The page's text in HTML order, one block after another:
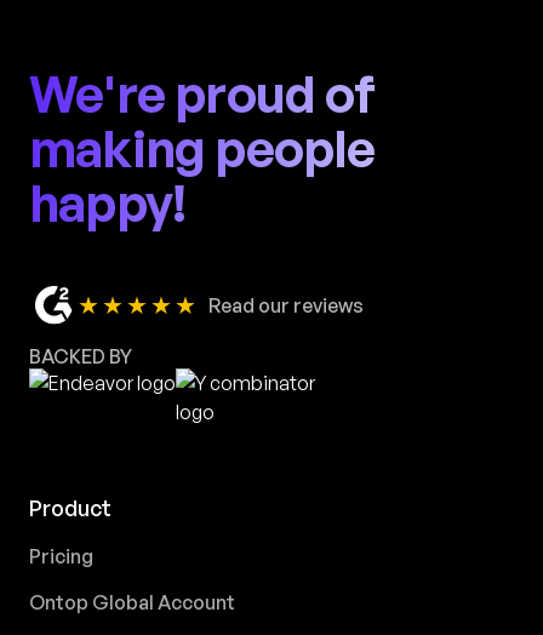
We're proud of
making people
happy!
★★★★★ Read our reviews
BACKED BY
Product
Pricing
Ontop Global Account